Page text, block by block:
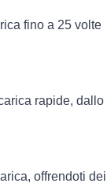
fino a 25 volte
rapide, dallo
offrendoti dei